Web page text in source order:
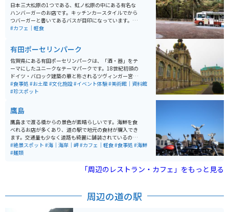
日本三大松原の1つである、虹ノ松原の中にある有名な
ハンバーガーのお店です。キッチンカースタイルでから
つバーガーと書いてあるバスが目印になっています。か
らつバーガーは佐賀県のご当地B級グルメで、九州に住
っかりとあってリーズナブルな価格で食べることができ
ます。
#カフェ｜軽食
有田ポーセリンパーク
佐賀県にある有田ポーセリンパークは、「酒・器」をテ
ーマにしたユニークなテーマパークです。18世紀初頭の
ドイツ・バロック建築の華と称されるツヴィンガー宮殿
を忠実に再現した華麗な建物が特徴で、園内のガーデン
では四季折々の花々と鮮やかな緑が訪れる人々の心を癒
幕末から明治初期までの有田焼の作品を展示していま
す。また、有田焼の体験工房では、自分で陶器を作る体
験もでき、酒造メーカーの運営による清酒や焼酎の試
飲、販売も楽しめます。飲食施設も充実しており、花を
眺めながらゆったりとした時間を過ごすことができる素
敵なスポットです。
#食事処 #お土産#文化施設#イベント体験#美術館｜資料館
#珍スポット
鷹島
鷹島まで渡る橋からの景色が素晴らしいです。海鮮を食
べれるお店が多くあり、道の駅で地元の食材が購入でき
ます。交通量も少なく道路も綺麗に舗装されているので
ドライブ、バイクツーリングに最適です。
#絶景スポット #海｜海岸｜岬#カフェ｜軽食#食事処 #海鮮
#麺類
「周辺のレストラン・カフェ」をもっと見る
周辺の道の駅